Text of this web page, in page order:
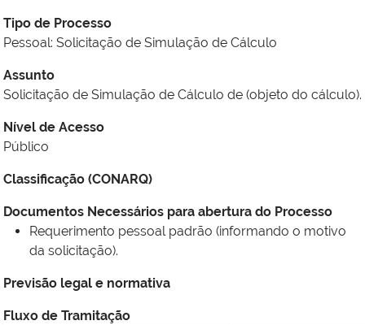
Tipo de Processo
Pessoal: Solicitação de Simulação de Cálculo
Assunto
Solicitação de Simulação de Cálculo de (objeto do cálculo).
Nível de Acesso
Público
Classificação (CONARQ)
Documentos Necessários para abertura do Processo
Requerimento pessoal padrão (informando o motivo
da solicitação).
Previsão legal e normativa
Fluxo de Tramitação